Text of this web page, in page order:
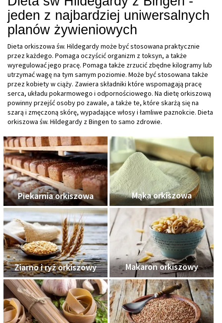
jeden z najbardziej uniwersalnych
planów żywieniowych
Dieta orkiszowa św. Hildegardy może być stosowana praktycznie
przez każdego. Pomaga oczyścić organizm z toksyn, a także
wyregulować jego pracę. Pomaga także zrzucić zbędne kilogramy lub
utrzymać wagę na tym samym poziomie. Może być stosowana także
przez kobiety w ciąży. Zawiera składniki które wspomagają pracę
serca, układu pokarmowego i odpornościowego. Na dietę orkiszową
powinny przejść osoby po zawale, a także te, które skarżą się na
szarą i zmęczoną skórę, wypadające włosy i łamliwe paznokcie. Dieta
orkiszowa św. Hildegardy z Bingen to samo zdrowie.
Piekarnia orkiszowa Mąka orkiszowa
Ziarno i ryż orkiszowy Makaron orkiszowy